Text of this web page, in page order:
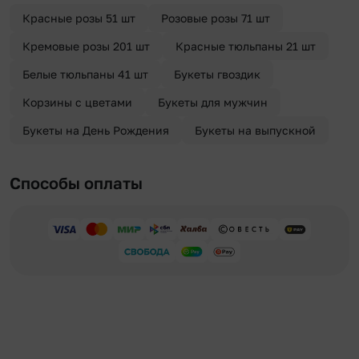
Красные розы 51 шт Розовые розы 71 шт
Кремовые розы 201 шт Красные тюльпаны 21 шт
Белые тюльпаны 41 шт Букеты гвоздик
Корзины с цветами Букеты для мужчин
Букеты на День Рождения Букеты на выпускной
Способы оплаты